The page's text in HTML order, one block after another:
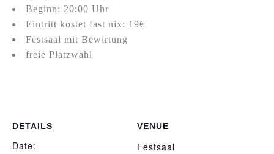
Beginn: 20:00 Uhr
Eintritt kostet fast nix: 19€
Festsaal mit Bewirtung
freie Platzwahl
DETAILS
Date:
VENUE
Festsaal